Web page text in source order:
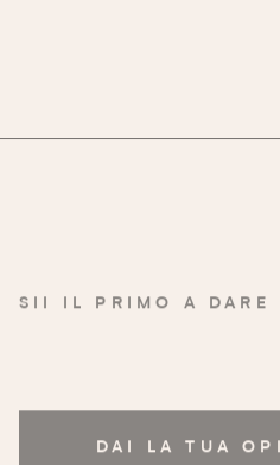
SII IL PRIMO A DARE
DAI LA TUA